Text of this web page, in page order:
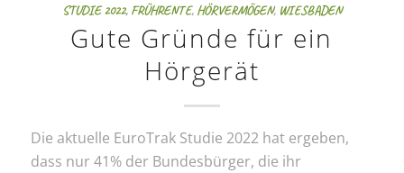
STUDIE 2022, FRÜHRENTE, HÖRVERMÖGEN, WIESBADEN
Gute Gründe für ein
Hörgerät
Die aktuelle EuroTrak Studie 2022 hat ergeben,
dass nur 41% der Bundesbürger, die ihr